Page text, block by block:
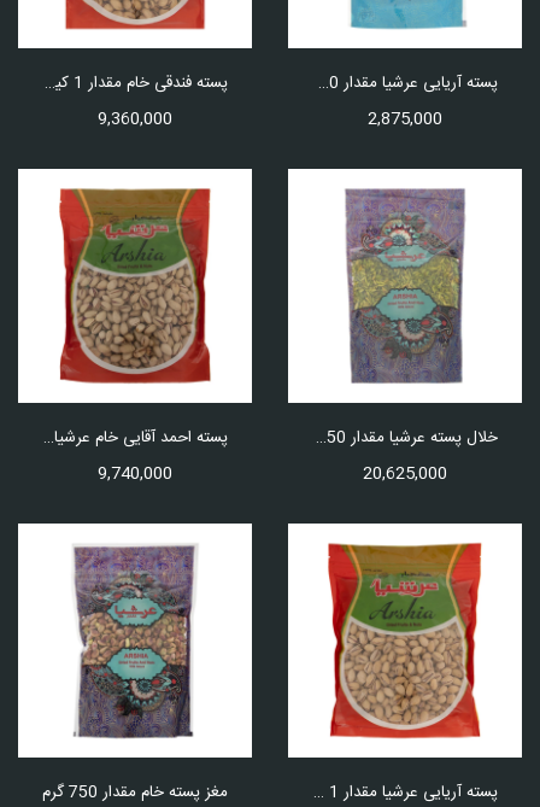
پسته آریایی عرشیا مقدار 250 گرم
2,875,000
پسته فندقی خام مقدار 1 کیلوگرم
9,360,000
خلال پسته عرشیا مقدار 750 گرم
20,625,000
پسته احمد آقایی خام عرشیا مقدار 1 کیلوگرم
9,740,000
پسته آریایی عرشیا مقدار 1 کیلو گرم مغز پسته خام مقدار 750 گرم